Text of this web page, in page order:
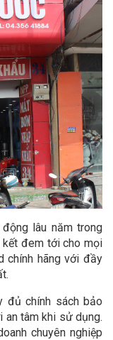
lâu năm trong
kết đem tới cho mọi
chính hãng với đầy
chính sách bảo
an tâm khi sử dụng.
chuyên nghiệp